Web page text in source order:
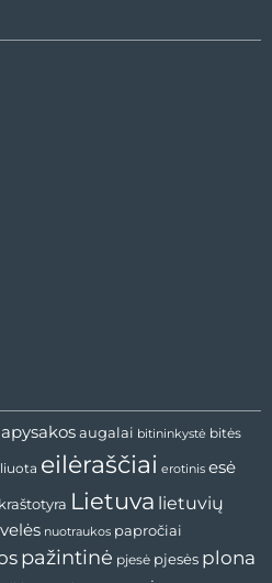
apysakos augalai bitininkystė bitės
eilėraščiai erotinis esė
kraštotyra Lietuva lietuvių
nuotraukos papročiai
pažintinė pjesė pjesės plona